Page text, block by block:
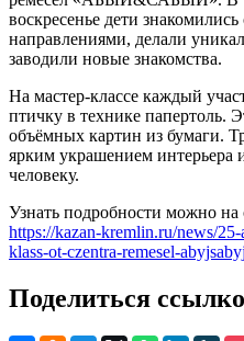
воскресенье дети
направлениями, делали
заводили новые знакомства.
На мастер-классе каждый
птичку в технике папертоль.
объёмных картин из бумаги.
ярким украшением
человеку.
Узнать подробности можно на
https://kazan-kremlin.ru/news/
klass-ot-czentra-remesel-
Поделиться